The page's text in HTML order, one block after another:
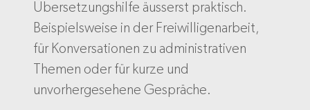
Übersetzungshilfe äusserst praktisch.
Beispielsweise in der Freiwilligenarbeit,
für Konversationen zu administrativen
Themen oder für kurze und
unvorhergesehene Gespräche.